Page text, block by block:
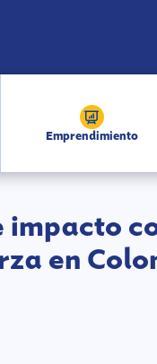
Emprendimiento
impacto
en